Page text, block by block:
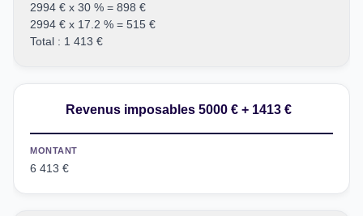
2994 € x 30 % = 898 €
2994 € x 17.2 % = 515 €
Total : 1 413 €
Revenus imposables 5000 € + 1413 €
MONTANT
6 413 €